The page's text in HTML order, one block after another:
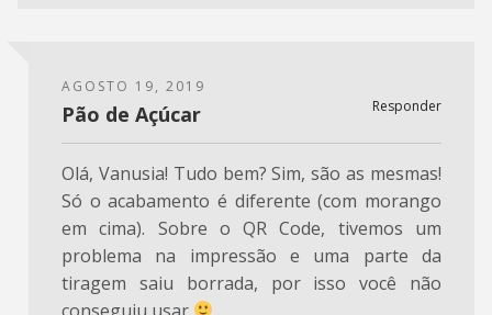
AGOSTO 19, 2019
Responder
Pão de Açúcar
Olá, Vanusia! Tudo bem? Sim, são as mesmas!
Só o acabamento é diferente (com morango
em cima). Sobre o QR Code, tivemos um
problema na impressão e uma parte da
tiragem saiu borrada, por isso você não